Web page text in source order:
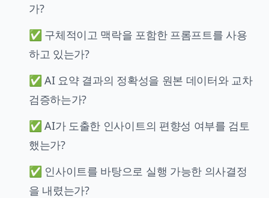
가?
✅ 구체적이고 맥락을 포함한 프롬프트를 사용
하고 있는가?
✅ AI 요약 결과의 정확성을 원본 데이터와 교차
검증하는가?
✅ AI가 도출한 인사이트의 편향성 여부를 검토
했는가?
✅ 인사이트를 바탕으로 실행 가능한 의사결정
을 내렸는가?